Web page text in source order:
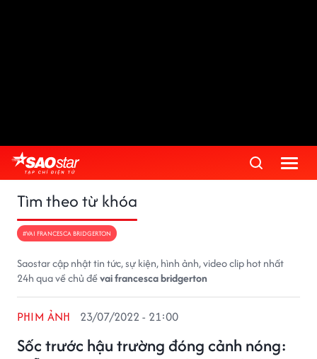
Tìm theo từ khóa
#VAI FRANCESCA BRIDGERTON
Saostar cập nhật tin tức, sự kiện, hình ảnh, video clip hot nhất
24h qua về chủ đềvai francesca bridgerton
Sốc trước hậu trường đóng cảnh nóng:
PHIM ẢNH 23/07/2022 - 21:00